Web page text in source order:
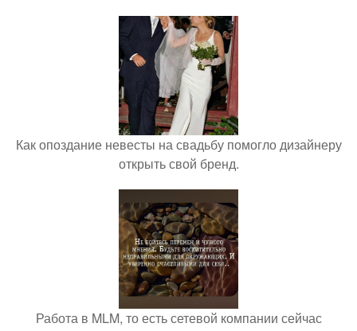
Как опоздание невесты на свадьбу помогло дизайнеру
открыть свой бренд.
Работа в MLM, то есть сетевой компании сейчас